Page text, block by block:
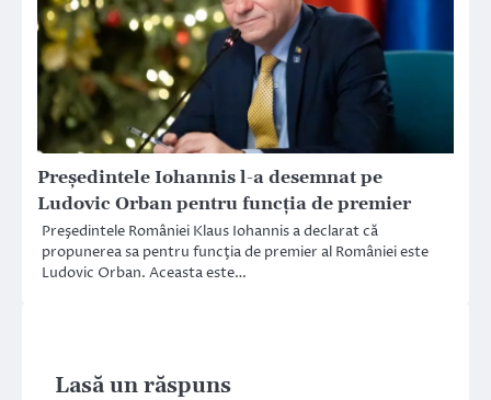
Președintele Iohannis l-a desemnat pe
Ludovic Orban pentru funcţia de premier
Preşedintele României Klaus Iohannis a declarat că
propunerea sa pentru funcţia de premier al României este
Ludovic Orban. Aceasta este…
Lasă un răspuns